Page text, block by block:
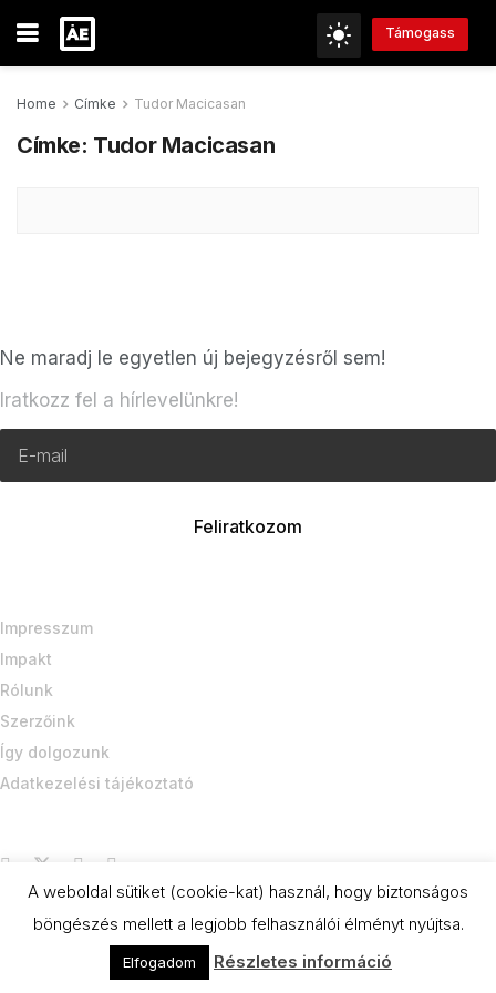
Támogass
Home Címke Tudor Macicasan
Címke: Tudor Macicasan
Ne maradj le egyetlen új bejegyzésről sem!
Iratkozz fel a hírlevelünkre!
Impresszum
Impakt
Rólunk
Szerzőink
Így dolgozunk
Adatkezelési tájékoztató
A weboldal sütiket (cookie-kat) használ, hogy biztonságos
böngészés mellett a legjobb felhasználói élményt nyújtsa.
Elfogadom Részletes információ